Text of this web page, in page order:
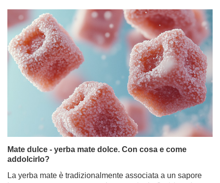
Mate dulce - yerba mate dolce. Con cosa e come
addolcirlo?
La yerba mate è tradizionalmente associata a un sapore
intenso e amaro, ma non tutti sanno che in Sud America
viene spesso gustata anche in versione dolce. Il Mate
dulce - yerba mate dolce - è un'ottima alternativa per
appena iniziato la loro avventura con questo infuso. Ma
con cosa si può dolcificare il tè mate per non perdere le
sue proprietà e mantenere un sapore delizioso? Ci sono